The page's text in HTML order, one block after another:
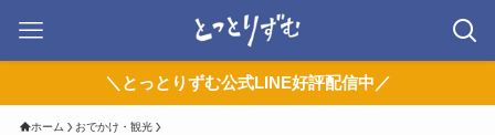
＼とっとりずむ公式LINE好評配信中／
ホーム おでかけ・観光